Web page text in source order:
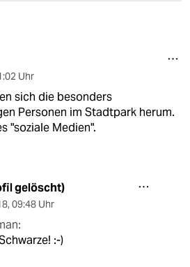
Uhr
sich die besonders
Personen im Stadtpark herum.
"soziale Medien".
gelöscht)
, 09:48 Uhr
:-)